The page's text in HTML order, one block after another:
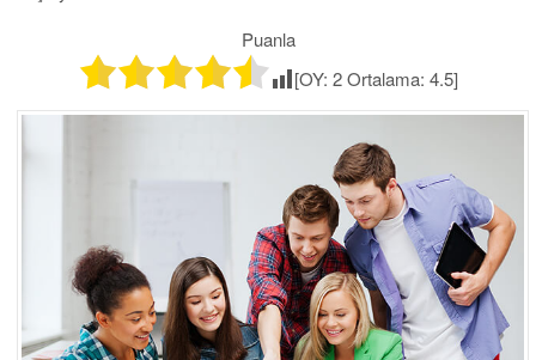
Puanla
[OY: 2Ortalama: 4.5]